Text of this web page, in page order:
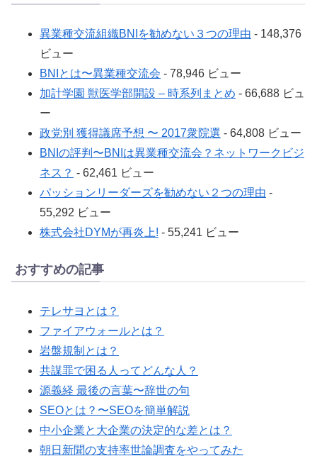
異業種交流組織BNIを勧めない３つの理由 - 148,376
ビュー
BNIとは〜異業種交流会 - 78,946 ビュー
加計学園 獣医学部開設 – 時系列まとめ - 66,688 ビュ
ー
政党別 獲得議席予想 〜 2017衆院選 - 64,808 ビュー
BNIの評判〜BNIは異業種交流会？ネットワークビジ
ネス？ - 62,461 ビュー
パッションリーダーズを勧めない２つの理由 -
55,292 ビュー
株式会社DYMが再炎上! - 55,241 ビュー
おすすめの記事
テレサヨとは？
ファイアウォールとは？
岩盤規制とは？
共謀罪で困る人ってどんな人？
源義経 最後の言葉〜辞世の句
SEOとは？〜SEOを簡単解説
中小企業と大企業の決定的な差とは？
朝日新聞の支持率世論調査をやってみた